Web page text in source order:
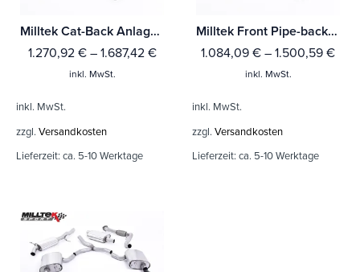
Milltek Cat-Back Anlage Suzuki Swift Sport 1.4 BoosterJet (Ohne Hybrid und Ohne GPF/OPF)
1.270,92 €– 1.687,42 €
inkl. MwSt.
inkl. MwSt.
zzgl. Versandkosten
Lieferzeit: ca. 5-10 Werktage
Milltek Front Pipe-back Suzuki Swift Sport 1.4 BoosterJet (Ohne Hybrid und Ohne GPF/OPF) Mit TÜV / ECE Zulassung!
1.084,09 € – 1.500,59 €
inkl. MwSt.
inkl. MwSt.
zzgl. Versandkosten
Lieferzeit: ca. 5-10 Werktage